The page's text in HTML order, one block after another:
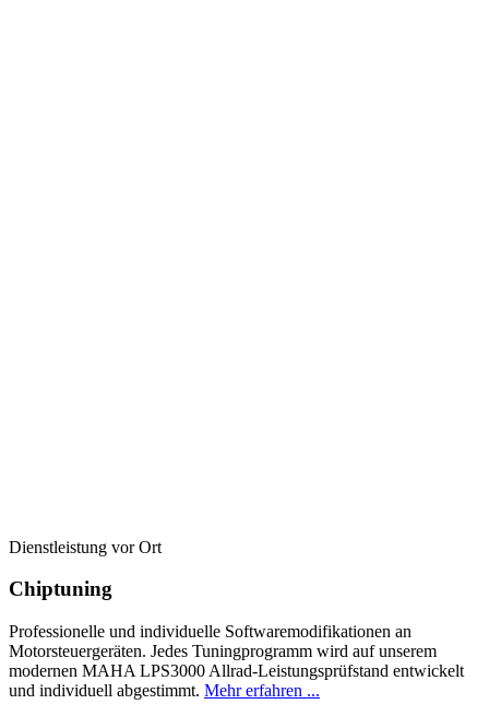
Dienstleistung vor Ort
Chiptuning
Professionelle und individuelle Softwaremodifikationen an
Motorsteuergeräten. Jedes Tuningprogramm wird auf unserem
modernen MAHA LPS3000 Allrad-Leistungsprüfstand entwickelt
und individuell abgestimmt. Mehr erfahren ...